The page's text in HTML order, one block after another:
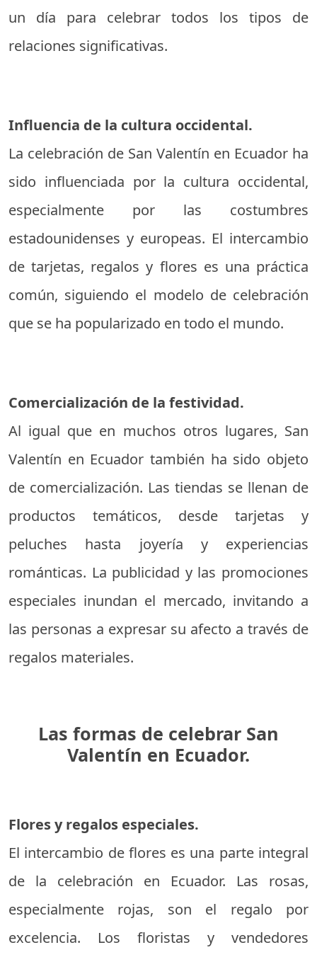
un día para celebrar todos los tipos de
relaciones significativas.
Influencia de la cultura occidental.
La celebración de San Valentín en Ecuador ha
sido influenciada por la cultura occidental,
especialmente por las costumbres
estadounidenses y europeas. El intercambio
de tarjetas, regalos y flores es una práctica
común, siguiendo el modelo de celebración
que se ha popularizado en todo el mundo.
Comercialización de la festividad.
Al igual que en muchos otros lugares, San
Valentín en Ecuador también ha sido objeto
de comercialización. Las tiendas se llenan de
productos temáticos, desde tarjetas y
peluches hasta joyería y experiencias
románticas. La publicidad y las promociones
especiales inundan el mercado, invitando a
las personas a expresar su afecto a través de
regalos materiales.
Las formas de celebrar San
Valentín en Ecuador.
Flores y regalos especiales.
El intercambio de flores es una parte integral
de la celebración en Ecuador. Las rosas,
especialmente rojas, son el regalo por
excelencia. Los floristas y vendedores